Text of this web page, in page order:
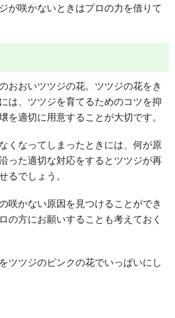
が咲かないときはプロの力を借りて
おおいツツジの花。ツツジの花をき
は、ツツジを育てるためのコツを抑
を適切に用意することが大切です。
くなってしまったときには、何が原
った適切な対応をするとツツジが再
るでしょう。
咲かない原因を見つけることができ
の方にお願いすることも考えておく
ツツジのピンクの花でいっぱいにし